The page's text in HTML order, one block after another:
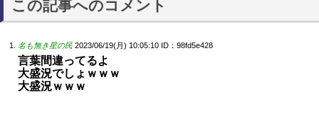
この記事へのコメント
名も無き星の民 2023/06/19(月) 10:05:10 ID：98fd5e428
言葉間違ってるよ
大盛況でしょｗｗｗ
大盛況ｗｗｗ